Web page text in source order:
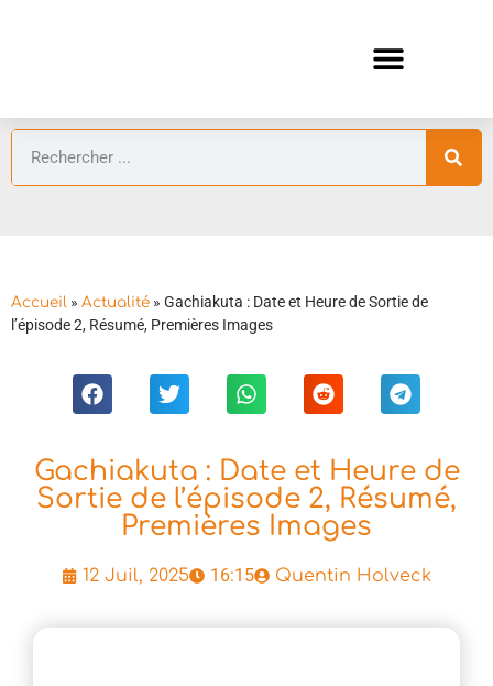
Accueil » Actualité » Gachiakuta : Date et Heure de Sortie de
l’épisode 2, Résumé, Premières Images
Gachiakuta : Date et Heure de
Sortie de l’épisode 2, Résumé,
Premières Images
12 Juil, 2025 16:15 Quentin Holveck